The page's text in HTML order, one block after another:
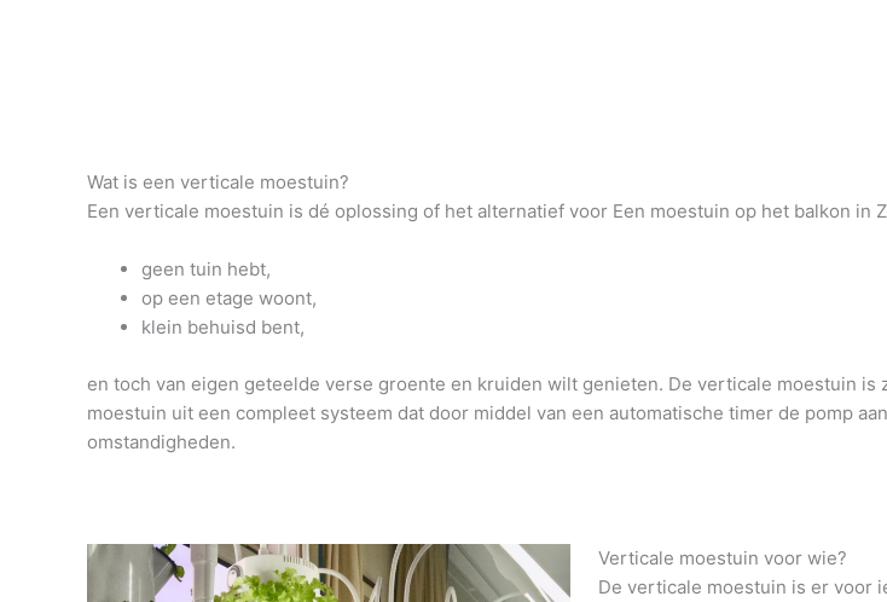
Wat is een verticale moestuin?
Een verticale moestuin is dé oplossing of het alternatief voor Een moestuin op het balkon in
geen tuin hebt,
op een etage woont,
klein behuisd bent,
en toch van eigen geteelde verse groente en kruiden wilt genieten. De verticale moestuin
moestuin uit een compleet systeem dat door middel van een automatische timer de pomp
omstandigheden.
Verticale moestuin voor wie?
De verticale moestuin is er voor